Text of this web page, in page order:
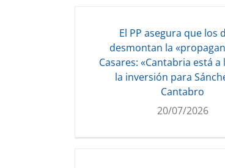
El PP asegura que los
desmontan la
Casares: «Cantabria está a
la inversión para
Cantabro
20/07/2026